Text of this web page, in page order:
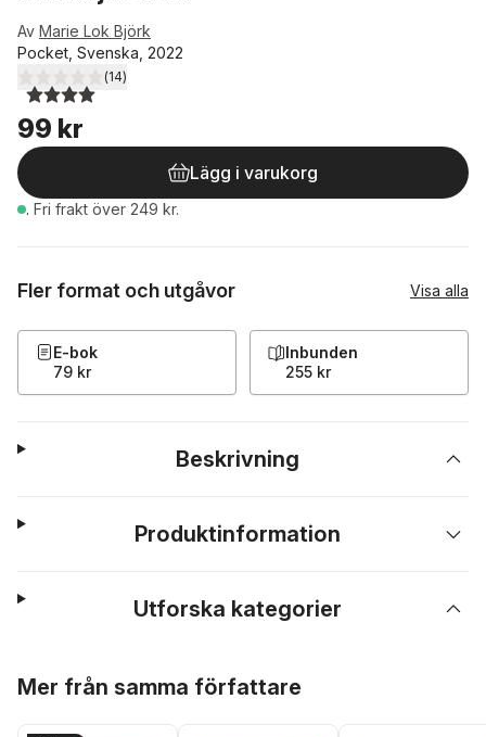
Av Marie Lok Björk
Pocket, Svenska, 2022
4,0utav 5 stjärnor. Totalt antal röster:
(14)
99 kr
Lägg i varukorg
. Fri frakt över 249 kr.
Fler format och utgåvor Visa alla
E-bok
79 kr
Inbunden
255 kr
Beskrivning
Produktinformation
Utforska kategorier
Mer från samma författare